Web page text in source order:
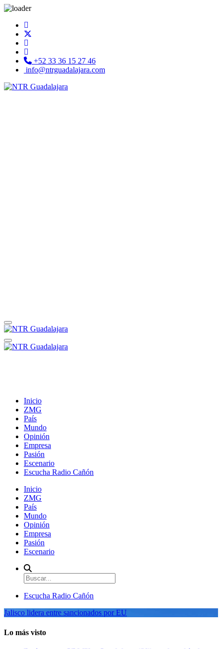
+52 33 36 15 27 46
info@ntrguadalajara.com
Inicio
ZMG
País
Mundo
Opinión
Empresa
Pasión
Escenario
Escucha Radio Cañón
Inicio
ZMG
País
Mundo
Opinión
Empresa
Pasión
Escenario
Escucha Radio Cañón
Jalisco lidera entre sancionados por EU
Lo más visto